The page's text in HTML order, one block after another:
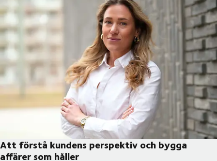
Att förstå kundens perspektiv och bygga
affärer som håller